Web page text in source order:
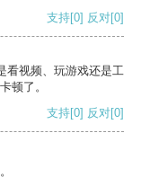
支持[0] 反对[0]
看视频、玩游戏还是工
顿了。
支持[0] 反对[0]